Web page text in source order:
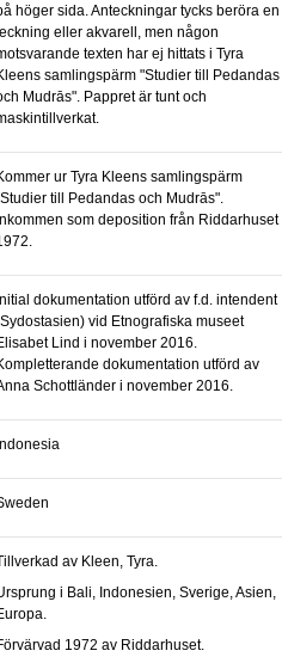
höger sida. Anteckningar tycks beröra en
eller akvarell, men någon
texten har ej hittats i Tyra
samlingspärm "Studier till Pedandas
Mudrās". Pappret är tunt och
samlingspärm
till Pedandas och Mudrās".
Inkommen som deposition från Riddarhuset
vid Etnografiska museet
Lind i november 2016.
dokumentation utförd av
Schottländer i november 2016.
Indonesia
Sweden
Tillverkad av Kleen, Tyra.
Sverige, Asien,
Förvärvad 1972 av Riddarhuset.